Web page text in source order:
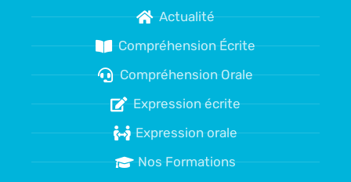
Actualité
Compréhension Écrite
Compréhension Orale
Expression écrite
Expression orale
Nos Formations